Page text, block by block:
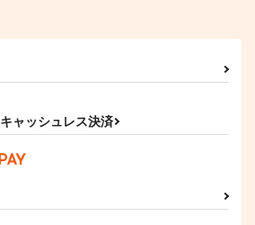
キャッシュレス決済